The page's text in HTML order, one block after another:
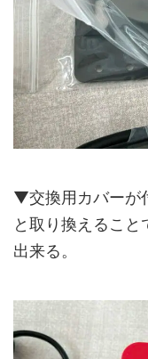
▼交換用カバーが
と取り換えるこ
出来る。